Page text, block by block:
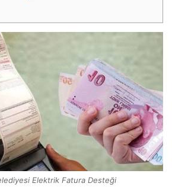
Elektrik Fatura Desteği